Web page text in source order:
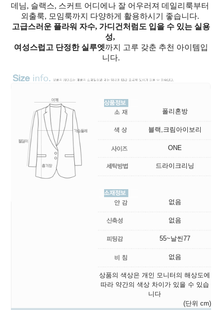
데님, 슬랙스, 스커트 어디에나 잘 어우러져 데일리룩부터
외출룩, 모임룩까지 다양하게 활용하시기 좋습니다.
고급스러운 플라워 자수, 가디건처럼도 입을 수 있는 실용
성,
여성스럽고 단정한 실루엣까지 고루 갖춘 추천 아이템입
니다.
폴리혼방
블랙,크림아이보리
ONE
드라이크리닝
없음
없음
55~날씬77
없음
상품의 색상은 개인 모니터의 해상도에
따라 약간의 색상 차이가 있을 수 있습
니다
(단위 cm)